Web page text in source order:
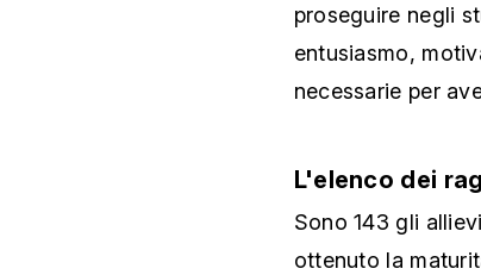
proseguire negli
entusiasmo,
necessarie per
L'elenco dei
Sono 143 gli
ottenuto la